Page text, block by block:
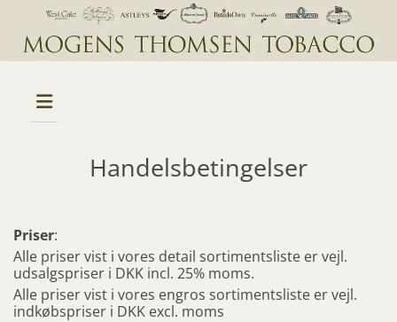
Handelsbetingelser
Priser:
Alle priser vist i vores detail sortimentsliste er vejl.
udsalgspriser i DKK incl. 25% moms.
Alle priser vist i vores engros sortimentsliste er vejl.
indkøbspriser i DKK excl. moms